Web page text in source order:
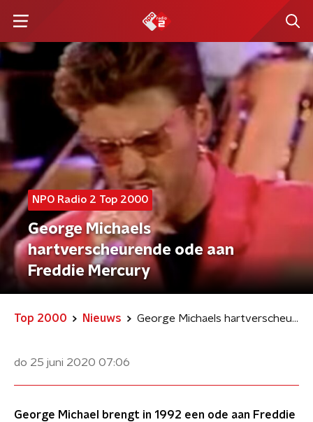
NPO Radio 2 Top 2000
George Michaels
hartverscheurende ode aan
Freddie Mercury
Top 2000 Nieuws George Michaels hartverscheurende ode aan Freddie Mercury
do 25 juni 2020 07:06
George Michael brengt in 1992 een ode aan Freddie